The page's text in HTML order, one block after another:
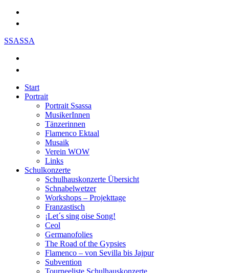
SSASSA
Start
Portrait
Portrait Ssassa
MusikerInnen
Tänzerinnen
Flamenco Ektaal
Musaik
Verein WOW
Links
Schulkonzerte
Schulhauskonzerte Übersicht
Schnabelwetzer
Workshops – Projekttage
Franzastisch
¡Let´s sing oise Song!
Ceol
Germanofolies
The Road of the Gypsies
Flamenco – von Sevilla bis Jajpur
Subvention
Tourneeliste Schulhauskonzerte